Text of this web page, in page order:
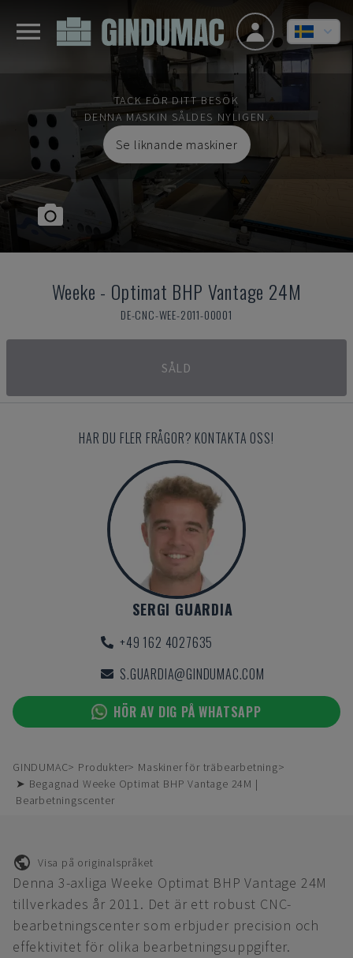
TACK FÖR DITT BESÖK
DENNA MASKIN SÅLDES NYLIGEN.
Se liknande maskiner
Weeke - Optimat BHP Vantage 24M
DE-CNC-WEE-2011-00001
SÅLD
HAR DU FLER FRÅGOR? KONTAKTA OSS!
SERGI GUARDIA
+49 162 4027635
S.GUARDIA@GINDUMAC.COM
HÖR AV DIG PÅ WHATSAPP
GINDUMAC Produkter
Maskiner för träbearbetning
➤ Begagnad Weeke Optimat BHP Vantage 24M |
Bearbetningscenter
Visa på originalspråket
Denna 3-axliga Weeke Optimat BHP Vantage 24M
tillverkades år 2011. Det är ett robust CNC-
bearbetningscenter som erbjuder precision och
effektivitet för olika bearbetningsuppgifter.